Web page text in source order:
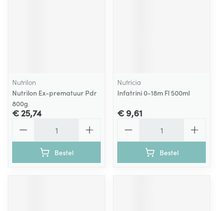
Nutrilon
Nutrilon Ex-prematuur Pdr
800g
€ 25,74
Bestel
Nutricia
Infatrini 0-18m Fl 500ml
€ 9,61
Bestel